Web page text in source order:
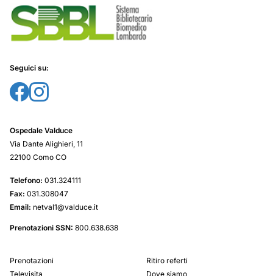
Seguici su:
Ospedale Valduce
Via Dante Alighieri, 11
22100 Como CO
Telefono: 031.324111
Fax: 031.308047
Email: netval1@valduce.it
Prenotazioni SSN: 800.638.638
Prenotazioni
Televisita
Ritiro referti
Dove siamo